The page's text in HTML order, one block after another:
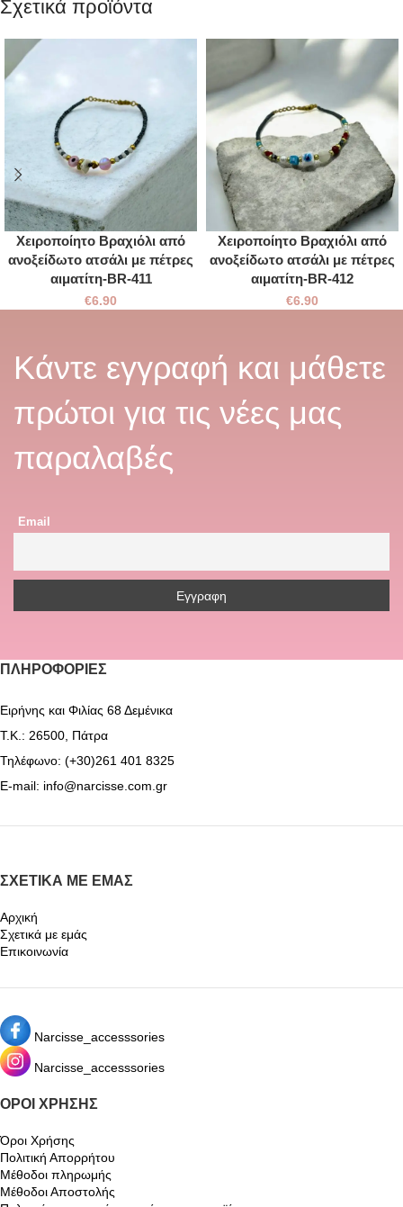
Σχετικά προϊόντα
Χειροποίητο Βραχιόλι από
ανοξείδωτο ατσάλι με πέτρες
αιματίτη-BR-411
€6.90
Χειροποίητο Βραχιόλι από
ανοξείδωτο ατσάλι με πέτρες
αιματίτη-BR-412
€6.90
Κάντε εγγραφή και μάθετε
πρώτοι για τις νέες μας
παραλαβές
Email
ΠΛΗΡΟΦΟΡΊΕΣ
Ειρήνης και Φιλίας 68 Δεμένικα
Τ.Κ.: 26500, Πάτρα
Τηλέφωνο: (+30)261 401 8325
E-mail: info@narcisse.com.gr
ΣΧΕΤΙΚΆ ΜΕ ΕΜΆΣ
Αρχική
Σχετικά με εμάς
Επικοινωνία
Narcisse_accesssories
Narcisse_accesssories
ΌΡΟΙ ΧΡΉΣΗΣ
Όροι Χρήσης
Πολιτική Απορρήτου
Μέθοδοι πληρωμής
Μέθοδοι Αποστολής